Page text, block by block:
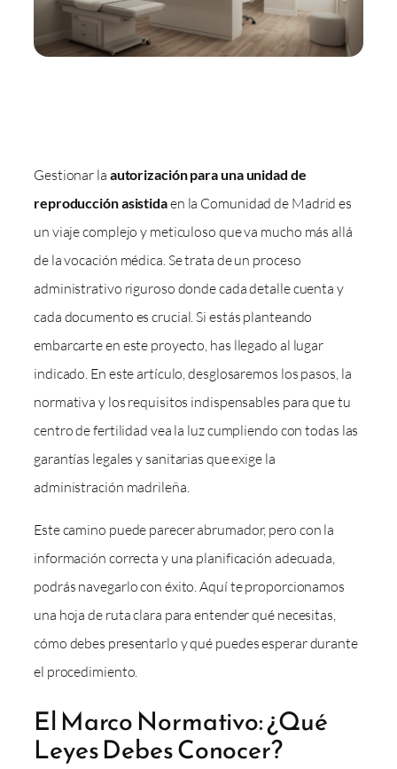
Gestionar la autorización para una unidad de
reproducción asistidaen la Comunidad de Madrid es
un viaje complejo y meticuloso que va mucho más allá
de la vocación médica. Se trata de un proceso
administrativo riguroso donde cada detalle cuenta y
cada documento es crucial. Si estás planteando
embarcarte en este proyecto, has llegado al lugar
indicado. En este artículo, desglosaremos los pasos, la
normativa y los requisitos indispensables para que tu
centro de fertilidad vea la luz cumpliendo con todas las
garantías legales y sanitarias que exige la
administración madrileña.
Este camino puede parecer abrumador, pero con la
información correcta y una planificación adecuada,
podrás navegarlo con éxito. Aquí te proporcionamos
una hoja de ruta clara para entender qué necesitas,
cómo debes presentarlo y qué puedes esperar durante
el procedimiento.
El Marco Normativo: ¿Qué
Leyes Debes Conocer?